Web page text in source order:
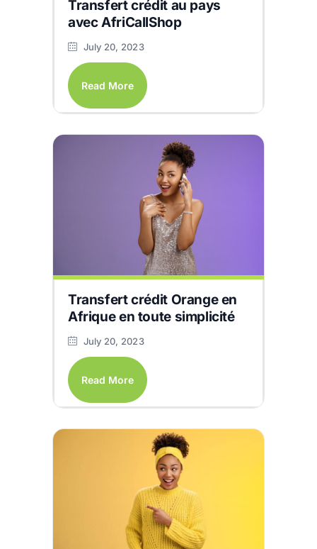
Transfert crédit au pays
avec AfriCallShop
July 20, 2023
Read More
Transfert crédit Orange en
Afrique en toute simplicité
July 20, 2023
Read More